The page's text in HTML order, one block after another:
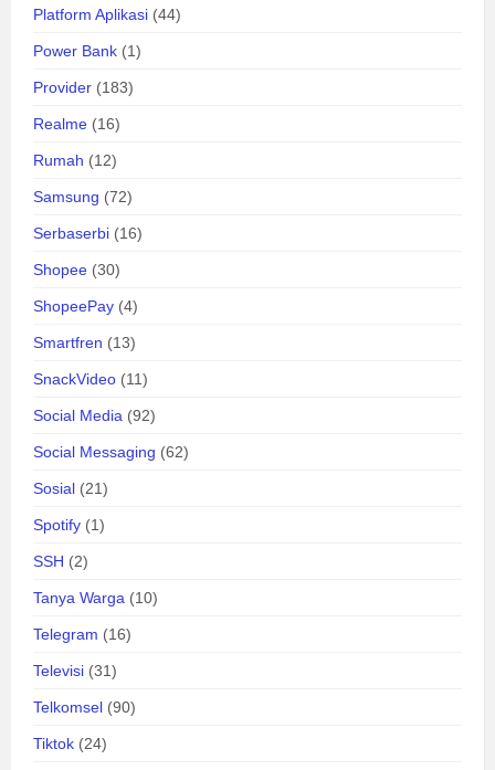
Platform Aplikasi (44)
Power Bank (1)
Provider (183)
Realme (16)
Rumah (12)
Samsung (72)
Serbaserbi (16)
Shopee (30)
ShopeePay (4)
Smartfren (13)
SnackVideo (11)
Social Media (92)
Social Messaging (62)
Sosial (21)
Spotify (1)
SSH (2)
Tanya Warga (10)
Telegram (16)
Televisi (31)
Telkomsel (90)
Tiktok (24)